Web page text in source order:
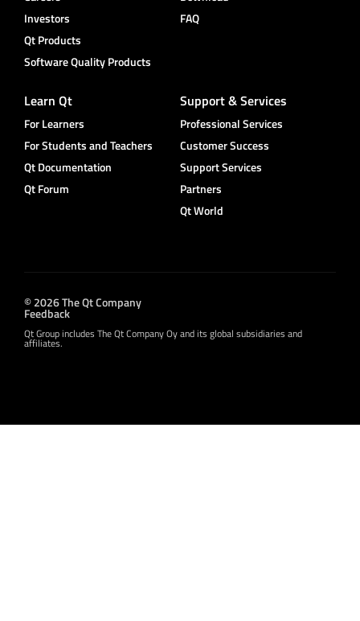
Investors
Qt Products
Software Quality Products
FAQ
Learn Qt
For Learners
For Students and Teachers
Qt Documentation
Qt Forum
Support & Services
Professional Services
Customer Success
Support Services
Partners
Qt World
© 2026 The Qt Company
Feedback
Qt Group includes The Qt Company Oy and its global subsidiaries and
affiliates.